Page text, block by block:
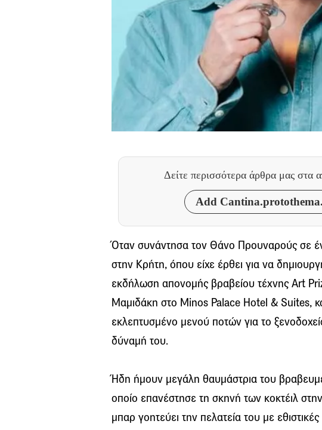
Δείτε περισσότερα άρθρα μας στα
Add
Όταν συνάντησα τον Θάνο Προυναρούς σε
στην Κρήτη, όπου είχε έρθει για να
εκδήλωση απονομής βραβείου τέχνης Art
Μαμιδάκη στο Minos Palace Hotel & Suites,
εκλεπτυσμένο μενού ποτών για το
δύναμή του.
Ήδη ήμουν μεγάλη θαυμάστρια του
οποίο επανέστησε τη σκηνή των κοκτέιλ
μπαρ γοητεύει την πελατεία του με